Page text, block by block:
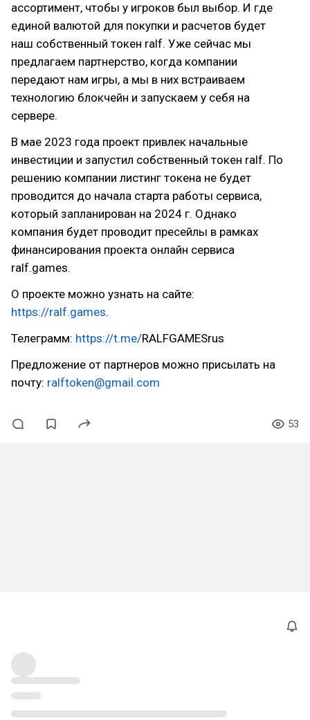
ассортимент, чтобы у игроков был выбор. И где
единой валютой для покупки и расчетов будет
наш собственный токен ralf. Уже сейчас мы
предлагаем партнерство, когда компании
передают нам игры, а мы в них встраиваем
технологию блокчейн и запускаем у себя на
сервере.
В мае 2023 года проект привлек начальные
инвестиции и запустил собственный токен ralf. По
решению компании листинг токена не будет
проводится до начала старта работы сервиса,
который запланирован на 2024 г. Однако
компания будет проводит пресейлы в рамках
финансирования проекта онлайн сервиса
ralf.games.
О проекте можно узнать на сайте:
https://ralf.games.
Телеграмм: https://t.me/RALFGAMESrus
Предложение от партнеров можно присылать на
почту: ralftoken@gmail.com
53